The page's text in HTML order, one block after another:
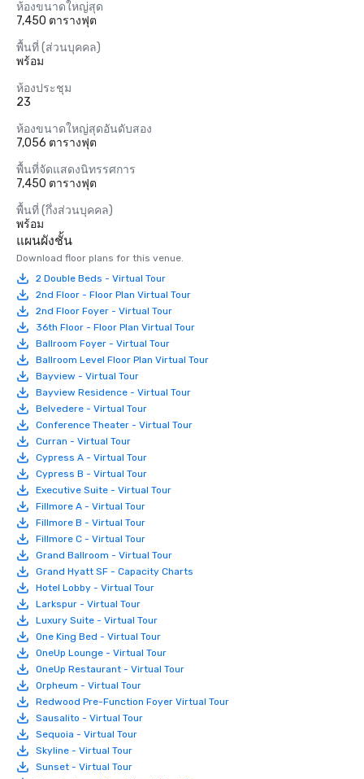
ห้องขนาดใหญ่สุด
7,450 ตารางฟุต
พื้นที่ (ส่วนบุคคล)
พร้อม
ห้องประชุม
23
ห้องขนาดใหญ่สุดอันดับสอง
7,056 ตารางฟุต
พื้นที่จัดแสดงนิทรรศการ
7,450 ตารางฟุต
พื้นที่ (กึ่งส่วนบุคคล)
พร้อม
แผนผังชั้น
Download floor plans for this venue.
2 Double Beds - Virtual Tour
2nd Floor - Floor Plan Virtual Tour
2nd Floor Foyer - Virtual Tour
36th Floor - Floor Plan Virtual Tour
Ballroom Foyer - Virtual Tour
Ballroom Level Floor Plan Virtual Tour
Bayview - Virtual Tour
Bayview Residence - Virtual Tour
Belvedere - Virtual Tour
Conference Theater - Virtual Tour
Curran - Virtual Tour
Cypress A - Virtual Tour
Cypress B - Virtual Tour
Executive Suite - Virtual Tour
Fillmore A - Virtual Tour
Fillmore B - Virtual Tour
Fillmore C - Virtual Tour
Grand Ballroom - Virtual Tour
Grand Hyatt SF - Capacity Charts
Hotel Lobby - Virtual Tour
Larkspur - Virtual Tour
Luxury Suite - Virtual Tour
One King Bed - Virtual Tour
OneUp Lounge - Virtual Tour
OneUp Restaurant - Virtual Tour
Orpheum - Virtual Tour
Redwood Pre-Function Foyer Virtual Tour
Sausalito - Virtual Tour
Sequoia - Virtual Tour
Skyline - Virtual Tour
Sunset - Virtual Tour